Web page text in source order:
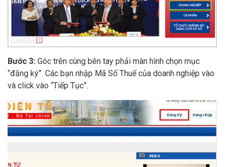
Bước 3: Góc trên cùng bên tay phải màn hình chọn mục
“đăng ký”. Các bạn nhập Mã Số Thuế của doanh nghiệp vào
và click vào “Tiếp Tục”.